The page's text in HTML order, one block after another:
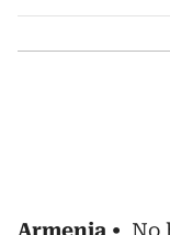
Armenia
No